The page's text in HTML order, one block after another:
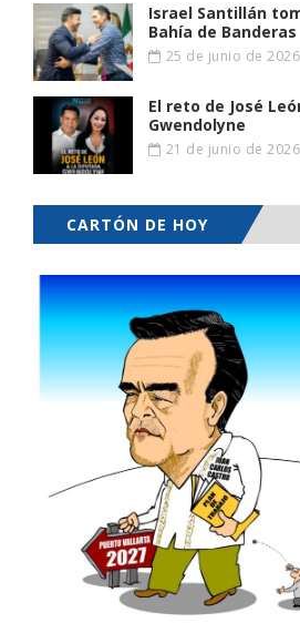
Israel Santillán
Bahía de Banderas
25 de junio de 2026
El reto de José
Gwendolyne
21 de junio de 2026
CARTÓN DE HOY